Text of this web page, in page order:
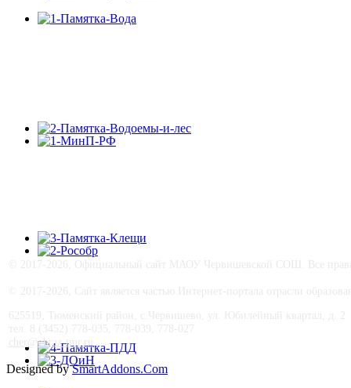
cher@obraz-tmr.ru
Designed bySmartAddons.Com